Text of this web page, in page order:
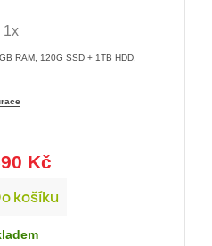
1x
RAM, 120G SSD + 1TB HDD,
Kč
košíku